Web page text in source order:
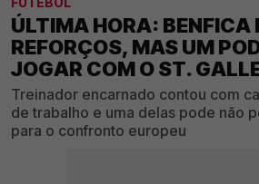
ÚLTIMA HORA: BENFICA
REFORÇOS, MAS UM
JOGAR COM O ST.
Treinador encarnado contou com
de trabalho e uma delas pode não
para o confronto europeu